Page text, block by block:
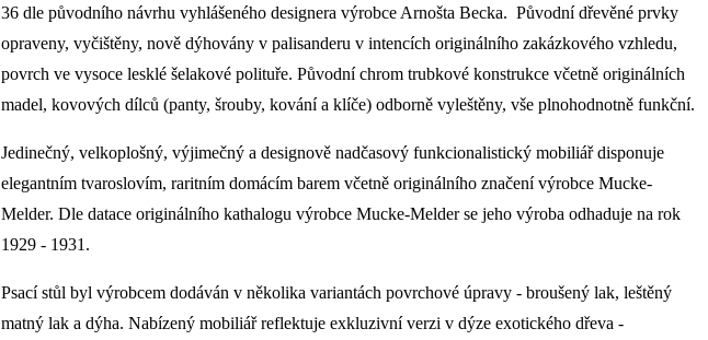
36 dle původního návrhu vyhlášeného designera výrobce Arnošta Becka. Původní dřevěné prvky
opraveny, vyčištěny, nově dýhovány v palisanderu v intencích originálního zakázkového vzhledu,
povrch ve vysoce lesklé šelakové polituře. Původní chrom trubkové konstrukce včetně originálních
madel, kovových dílců (panty, šrouby, kování a klíče) odborně vyleštěny, vše plnohodnotně funkční.
Jedinečný, velkoplošný, výjimečný a designově nadčasový funkcionalistický mobiliář disponuje
elegantním tvaroslovím, raritním domácím barem včetně originálního značení výrobce Mucke-
Melder. Dle datace originálního kathalogu výrobce Mucke-Melder se jeho výroba odhaduje na rok
1929 - 1931.
Psací stůl byl výrobcem dodáván v několika variantách povrchové úpravy - broušený lak, leštěný
matný lak a dýha. Nabízený mobiliář reflektuje exkluzivní verzi v dýze exotického dřeva -